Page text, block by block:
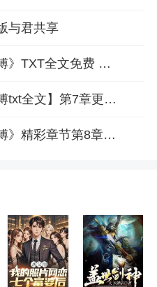
与君共享
《玄幻：我的九个仙女师傅》TXT全文免费 叶修梦灵小说在线阅读
【玄幻：我的九个仙女师傅txt全文】第7章更新免费阅读
《玄幻：我的九个仙女师傅》精彩章节第8章邀您共赏